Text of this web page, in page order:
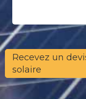
Recevez un
solaire